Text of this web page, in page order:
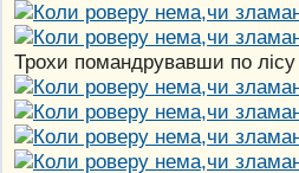
Трохи помандрувавши по лісу